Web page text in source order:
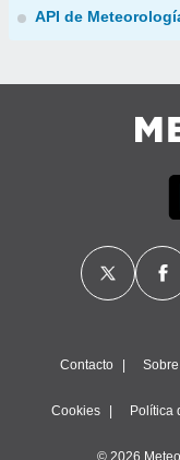
API de
Contacto
Cookies Política
© 2026